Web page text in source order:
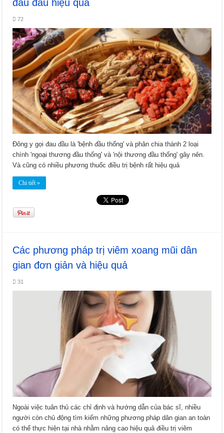
đau đầu hiệu quả
72
Đông y gọi đau đầu là 'bệnh đầu thống' và phân chia thành 2 loại
chính 'ngoại thương đầu thống' và 'nội thương đầu thống' gây nên.
Và cũng có nhiều phương thuốc điều trị bệnh rất hiệu quả
Chi tiết »
Các phương pháp trị viêm xoang mũi dân
gian đơn giản và hiệu quả
31
Ngoài việc tuân thủ các chỉ định và hướng dẫn của bác sĩ, nhiều
người còn chủ động tìm kiếm những phương pháp dân gian an toàn
có thể thực hiện tại nhà nhằm nâng cao hiệu quả điều trị viêm